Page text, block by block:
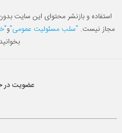
استفاده و بازنشر محتوای این سایت
مجاز نیست. "سلب مسئولیت عمومی"و
عضویت در